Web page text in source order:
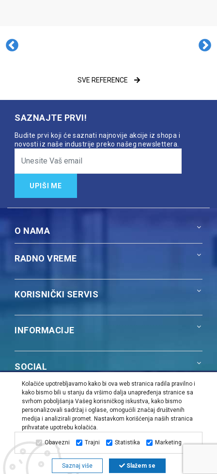
SVE REFERENCE
SAZNAJTE PRVI!
Budite prvi koji će saznati najnovije akcije iz shopa i
novosti iz naše industrije preko našeg newslettera.
UPIŠI ME
O NAMA
RADNO VREME
KORISNIČKI SERVIS
INFORMACIJE
SOCIAL
NAŠA PONUDA
PiK Group | Sva prava zadržana |Web dizajn i SEO: Urban
Dizajn
Kolačiće upotrebljavamo kako bi ova web stranica radila pravilno i
kako bismo bili u stanju da vršimo dalja unapređenja stranice sa
svrhom poboljšanja Vašeg korisničkog iskustva, kako bismo
personalizovali sadržaj i oglase, omogućili značaj društvenih
medija i analizirali promet. Nastavkom korišćenja naših stranica
prihvatate upotrebu kolačića.
Obavezni Trajni Statistika Marketing
Saznaj više Slažem se